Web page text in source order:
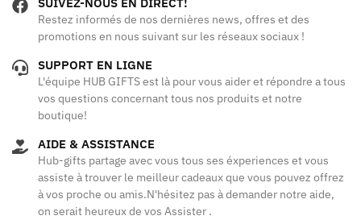
Restez informés de nos dernières news, offres et des
promotions en nous suivant sur les réseaux sociaux !
SUPPORT EN LIGNE
L'équipe HUB GIFTS est là pour vous aider et répondre a tous
vos questions concernant tous nos produits et notre
boutique!
AIDE & ASSISTANCE
Hub-gifts partage avec vous tous ses éxperiences et vous
assiste à trouver le meilleur cadeaux que vous pouvez offrez
à vos proche ou amis.N'hésitez pas à demander notre aide,
on serait heureux de vos Assister .